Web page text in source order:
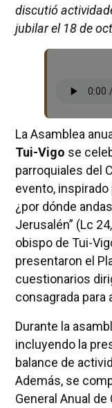
discutió
jubilar el 18 de
La Asamblea
Tui-Vigo se
parroquiales del
evento, inspirado
¿por dónde
Jerusalén” (Lc
obispo de Tui-
presentaron el
cuestionarios
consagrada para
Durante la
incluyendo la
balance de
Además, se
General Anual de